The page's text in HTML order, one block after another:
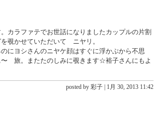
カラファテでお世話になりましたカップルの片割
覗かせていただいて ニヤリ。
にヨシさんのニヤケ顔はすぐに浮かぶから不思
旅。またたのしみに覗きます☆裕子さんにもよ
posted by 彩子 | 1月 30, 2013 11:42